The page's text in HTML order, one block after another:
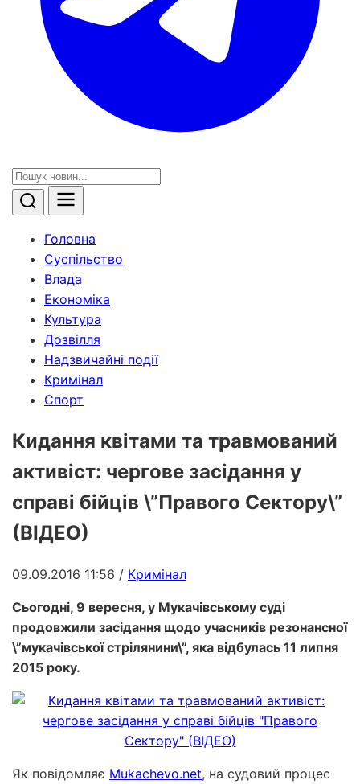
Головна
Суспільство
Влада
Економіка
Культура
Дозвілля
Надзвичайні події
Кримінал
Спорт
Кидання квітами та травмований
активіст: чергове засідання у
справі бійців \”Правого Сектору\”
(ВІДЕО)
09.09.2016 11:56 / Кримінал
Сьогодні, 9 вересня, у Мукачівському суді
продовжили засідання щодо учасників резонансної
\”мукачівської стрілянини\”, яка відбулась 11 липня
2015 року.
Як повідомляє Мukachevo.net, на судовий процес